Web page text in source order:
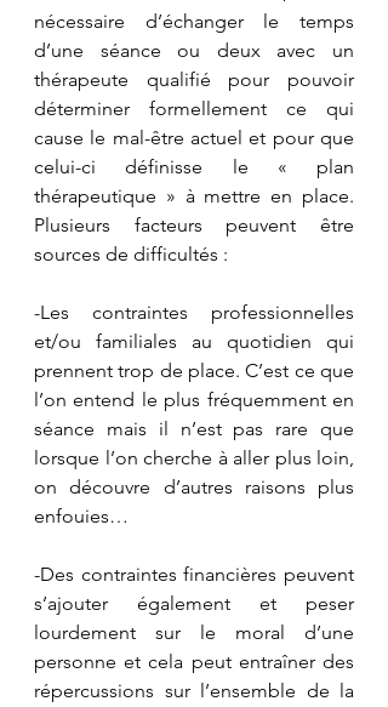
nécessaire d’échanger le temps
d’une séance ou deux avec un
thérapeute qualifié pour pouvoir
déterminer formellement ce qui
cause le mal-être actuel et pour que
celui-ci définisse le « plan
thérapeutique » à mettre en place.
Plusieurs facteurs peuvent être
sources de difficultés :
-Les contraintes professionnelles
et/ou familiales au quotidien qui
prennent trop de place. C’est ce que
l’on entend le plus fréquemment en
séance mais il n’est pas rare que
lorsque l’on cherche à aller plus loin,
on découvre d’autres raisons plus
enfouies…
-Des contraintes financières peuvent
s’ajouter également et peser
lourdement sur le moral d’une
personne et cela peut entraîner des
répercussions sur l’ensemble de la